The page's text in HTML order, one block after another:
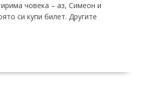
човека – аз, Симеон и
си купи билет. Другите